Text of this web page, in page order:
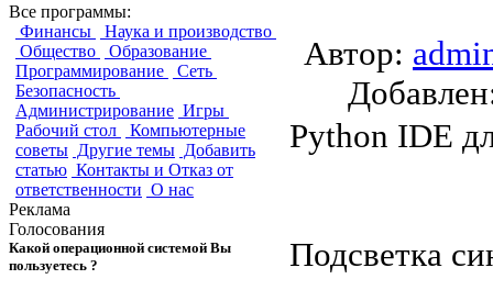
Все программы:
Финансы
Наука и производство
Общество
Образование
Программирование
Сеть
Безопасность
Администрирование Игры
Рабочий стол
Компьютерные
советы Другие темы Добавить
статью Контакты и Отказ от
ответственности О нас
Реклама
Голосования
Какой операционной системой Вы
пользуетесь ?
Автор:
Python IDE
Подсветка